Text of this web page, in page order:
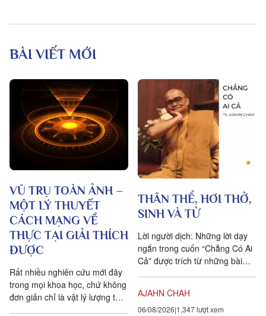
BÀI VIẾT MỚI
VŨ TRỤ TOÀN ẢNH –
MỘT LÝ THUYẾT
CÁCH MẠNG VỀ
THỰC TẠI GIẢI THÍCH
ĐƯỢC
Rất nhiều nghiên cứu mới đây
trong mọi khoa học, chứ không
đơn giản chỉ là vật lý lượng tử,
THÂN THỂ, HƠI THỞ,
SINH VÀ TỬ
Lời người dịch: Những lời dạy
ngắn trong cuốn “Chẳng Có Ai
Cả” được trích từ những bài
AJAHN CHAH
06/08/2026 1,347 lượt xem